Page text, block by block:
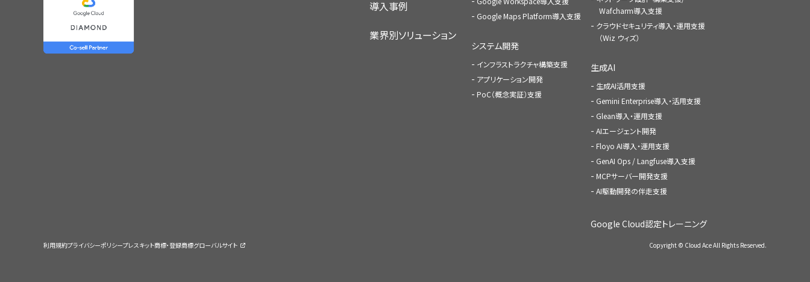
導入事例
業界別ソリューション
Google Maps Platform導入支援
システム開発
インフラストラクチャ構築支援
アプリケーション開発
PoC（概念実証）支援
Wafcharm導入支援
クラウドセキュリティ導入・運用支援
（Wiz ウィズ）
生成AI
生成AI活用支援
Gemini Enterprise導入・活用支援
Glean導入・運用支援
AIエージェント開発
Floyo AI導入・運用支援
GenAI Ops / Langfuse導入支援
MCPサーバー開発支援
AI駆動開発の伴走支援
Google Cloud認定トレーニング
利用規約プライバシーポリシープレスキット商標・登録商標グローバルサイト Copyright © Cloud Ace All Rights Reserved.